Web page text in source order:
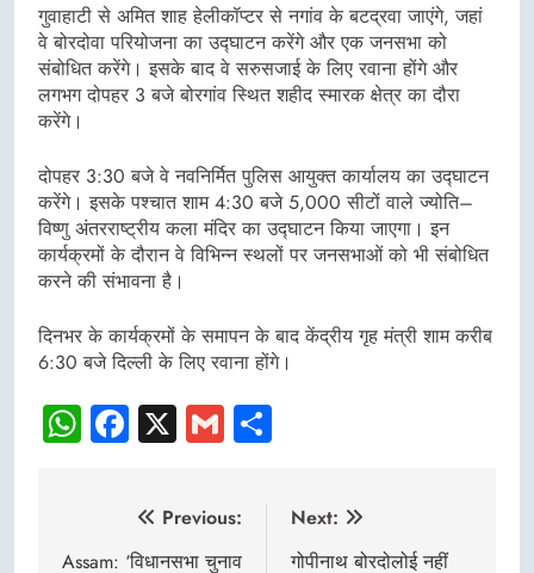
गुवाहाटी से अमित शाह हेलीकॉप्टर से नगांव के बटद्रवा जाएंगे, जहां
वे बोरदोवा परियोजना का उद्घाटन करेंगे और एक जनसभा को
संबोधित करेंगे। इसके बाद वे सरुसजाई के लिए रवाना होंगे और
लगभग दोपहर 3 बजे बोरगांव स्थित शहीद स्मारक क्षेत्र का दौरा
करेंगे।
दोपहर 3:30 बजे वे नवनिर्मित पुलिस आयुक्त कार्यालय का उद्घाटन
करेंगे। इसके पश्चात शाम 4:30 बजे 5,000 सीटों वाले ज्योति–
विष्णु अंतरराष्ट्रीय कला मंदिर का उद्घाटन किया जाएगा। इन
कार्यक्रमों के दौरान वे विभिन्न स्थलों पर जनसभाओं को भी संबोधित
करने की संभावना है।
दिनभर के कार्यक्रमों के समापन के बाद केंद्रीय गृह मंत्री शाम करीब
6:30 बजे दिल्ली के लिए रवाना होंगे।
WhatsApp
Facebook
X Gmail
Previous:
Assam: ‘विधानसभा चुनाव
Next:
गोपीनाथ बोरदोलोई नहीं